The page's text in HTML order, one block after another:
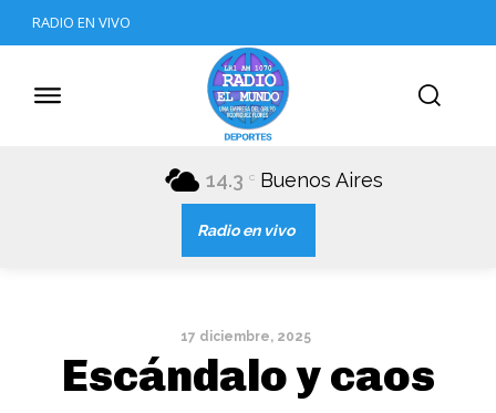
RADIO EN VIVO
14.3 C Buenos Aires
Radio en vivo
17 diciembre, 2025
Escándalo y caos